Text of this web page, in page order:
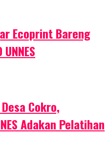
Ecoprint Bareng
Cokro,
Adakan Pelatihan